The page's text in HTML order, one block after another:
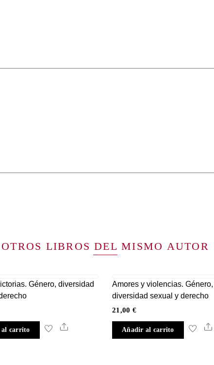
OTROS LIBROS DEL MISMO AUTOR
Género, diversidad
carrito Share
Amores y violencias. Género,
diversidad sexual y derecho
21,00 €
Añadir al carrito